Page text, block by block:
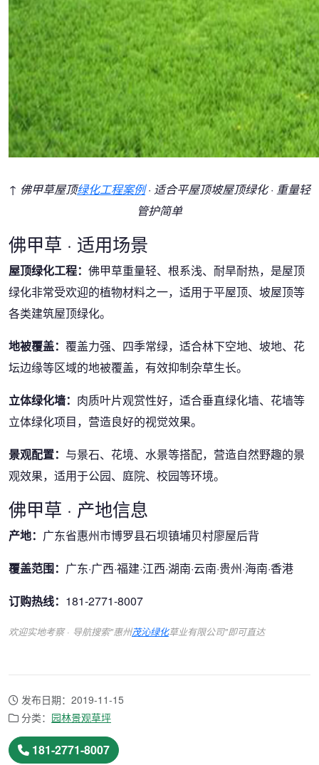
↑ 佛甲草屋顶绿化工程案例· 适合平屋顶坡屋顶绿化 · 重量轻
管护简单
佛甲草 · 适用场景
屋顶绿化工程： 佛甲草重量轻、根系浅、耐旱耐热，是屋顶
绿化非常受欢迎的植物材料之一，适用于平屋顶、坡屋顶等
各类建筑屋顶绿化。
地被覆盖： 覆盖力强、四季常绿，适合林下空地、坡地、花
坛边缘等区域的地被覆盖，有效抑制杂草生长。
立体绿化墙： 肉质叶片观赏性好，适合垂直绿化墙、花墙等
立体绿化项目，营造良好的视觉效果。
景观配置： 与景石、花境、水景等搭配，营造自然野趣的景
观效果，适用于公园、庭院、校园等环境。
佛甲草 · 产地信息
产地： 广东省惠州市博罗县石坝镇埔贝村廖屋后背
覆盖范围： 广东·广西·福建·江西·湖南·云南·贵州·海南·香港
订购热线： 181-2771-8007
欢迎实地考察 · 导航搜索"惠州茂沁绿化草业有限公司"即可直达
发布日期：2019-11-15
分类： 园林景观草坪
181-2771-8007